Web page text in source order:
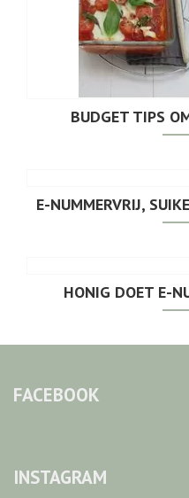
BUDGET TIPS
E-NUMMERVRIJ,
HONIG DOET E-
FACEBOOK
INSTAGRAM